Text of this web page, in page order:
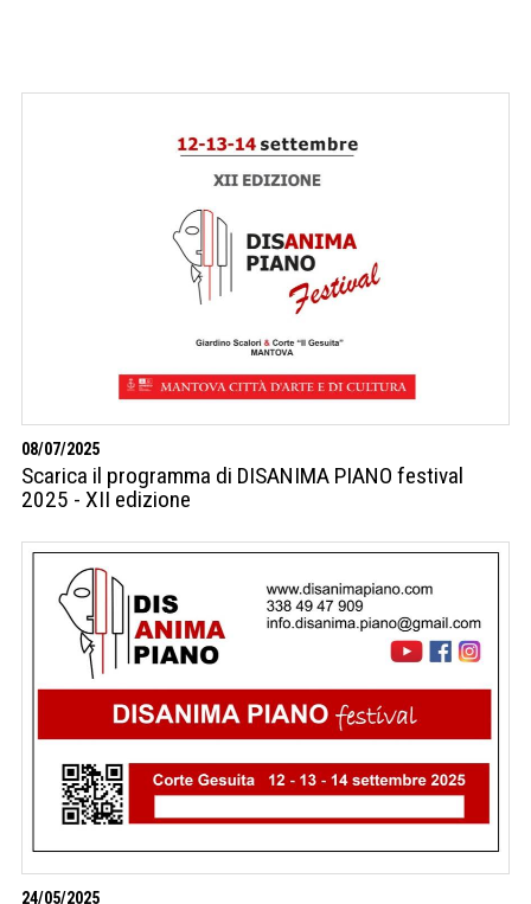
08/07/2025
Scarica il programma di DISANIMA PIANO festival
2025 - XII edizione
24/05/2025